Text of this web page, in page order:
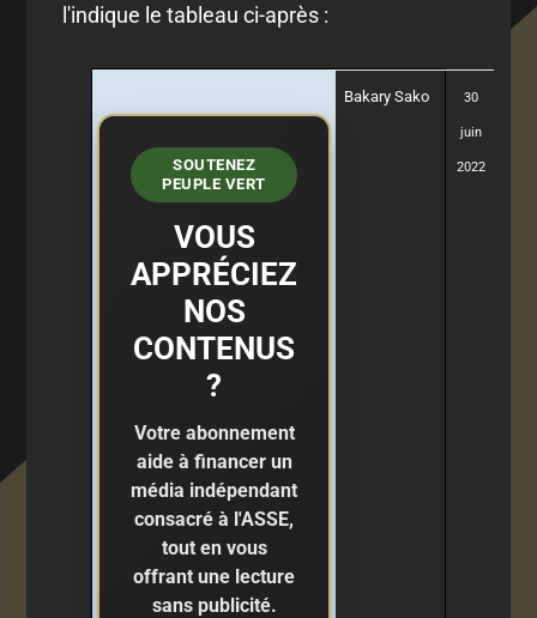
l'indique le tableau ci-après :
SOUTENEZ
PEUPLE VERT
VOUS
APPRÉCIEZ
NOS
CONTENUS
?
Votre abonnement
aide à financer un
média indépendant
consacré à l'ASSE,
tout en vous
offrant une lecture
sans publicité.
Bakary Sako 30
juin
2022